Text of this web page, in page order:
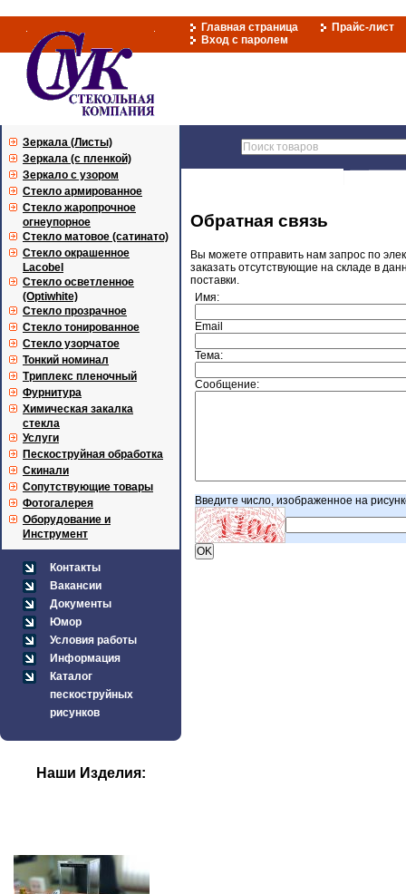
Главная страница
Прайс-лист
Вход с паролем
Зеркала (Листы)
Зеркала (с пленкой)
Зеркало с узором
Стекло армированное
Стекло жаропрочное
огнеупорное
Стекло матовое (сатинато)
Стекло окрашенное
Lacobel
Стекло осветленное
(Optiwhite)
Стекло прозрачное
Стекло тонированное
Стекло узорчатое
Тонкий номинал
Триплекс пленочный
Фурнитура
Химическая закалка
стекла
Услуги
Пескоструйная обработка
Скинали
Сопутствующие товары
Фотогалерея
Оборудование и
Инструмент
Контакты
Вакансии
Документы
Юмор
Условия работы
Информация
Каталог
пескоструйных
рисунков
Наши Изделия:
Обратная связь
Вы можете отправить нам запрос по
заказать отсутствующие на складе в
поставки.
Имя:
Email
Тема:
Сообщение:
Введите число, изображенное на